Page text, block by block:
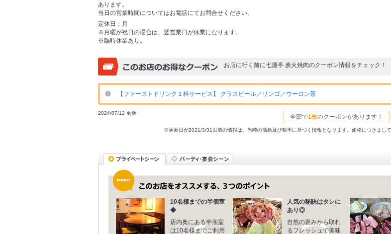
あります。
当日の営業時間についてはお電話にてお問合せください。
定休日： 月
※月曜が祝日の場合は、翌営業日が休業になります。
※臨時休業あり。
お店に行く前に七厘亭 炭火焼肉のクーポン情報をチェック！
【ファーストドリンク１杯サービス】 グラスビール／リンゴ／ウーロン茶
全部で1枚のクーポンがあります！
2024/07/12 更新
※更新日が2021/3/31以前の情報は、当時の価格及び税率に基づく情報となります。価格につきまし
10名様までの半個室
◆
店内奥にある半個室
は10名様までご利用
人気の秘訣はタレに
あり◎
自然の恵みから取れ
るフレッシュで美味